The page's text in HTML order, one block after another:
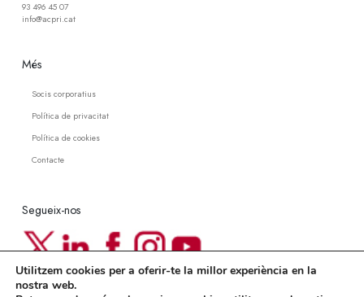
93 496 45 07
info@acpri.cat
Més
Socis corporatius
Política de privacitat
Política de cookies
Contacte
Segueix-nos
Newsletter ACPRI
Utilitzem cookies per a oferir-te la millor experiència en la
nostra web.